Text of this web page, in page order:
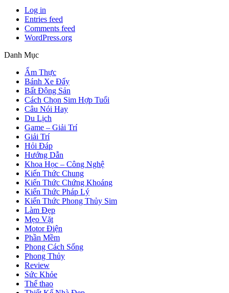
Log in
Entries feed
Comments feed
WordPress.org
Danh Mục
Ẩm Thực
Bánh Xe Đẩy
Bất Động Sản
Cách Chọn Sim Hợp Tuổi
Câu Nói Hay
Du Lịch
Game – Giải Trí
Giải Trí
Hỏi Đáp
Hướng Dẫn
Khoa Học – Công Nghệ
Kiến Thức Chung
Kiến Thức Chứng Khoáng
Kiến Thức Pháp Lý
Kiến Thức Phong Thủy Sim
Làm Đẹp
Mẹo Vặt
Motor Điện
Phần Mềm
Phong Cách Sống
Phong Thủy
Review
Sức Khỏe
Thể thao